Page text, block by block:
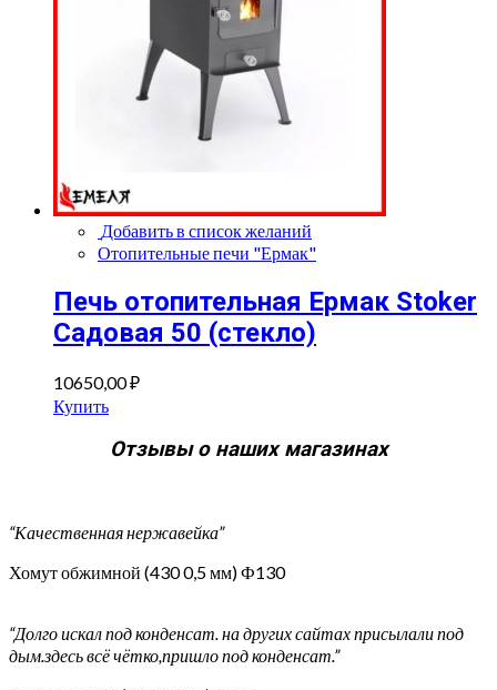
Добавить в список желаний
Отопительные печи "Ермак"
Печь отопительная Ермак Stoker
Cадовая 50 (стекло)
10650,00₽
Купить
Отзывы о наших магазинах
“Качественная нержавейка”
Хомут обжимной (430 0,5 мм) Ф130
“Долго искал под конденсат. на других сайтах присылали под
дым.здесь всё чётко,пришло под конденсат.”